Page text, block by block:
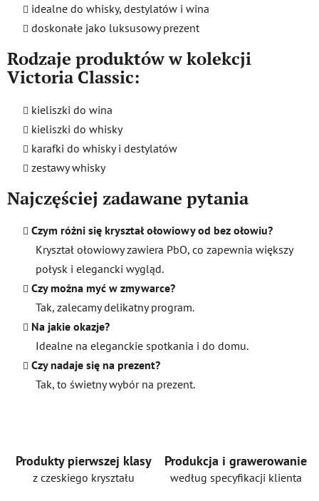
idealne do whisky, destylatów i wina
doskonałe jako luksusowy prezent
Rodzaje produktów w kolekcji
Victoria Classic:
kieliszki do wina
kieliszki do whisky
karafki do whisky i destylatów
zestawy whisky
Najczęściej zadawane pytania
Czym różni się kryształ ołowiowy od bez ołowiu?
Kryształ ołowiowy zawiera PbO, co zapewnia większy
połysk i elegancki wygląd.
Czy można myć w zmywarce?
Tak, zalecamy delikatny program.
Na jakie okazje?
Idealne na eleganckie spotkania i do domu.
Czy nadaje się na prezent?
Tak, to świetny wybór na prezent.
Produkty pierwszej klasy
z czeskiego kryształu
Produkcja i grawerowanie
według specyfikacji klienta